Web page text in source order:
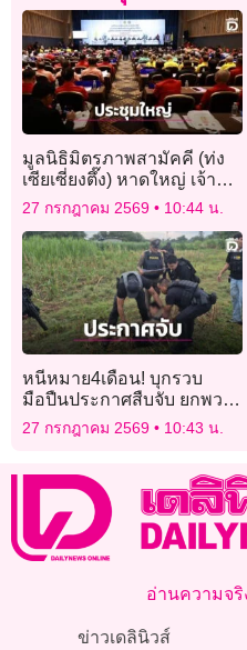
มูลนิธิมิตรภาพสามัคคี (ท่ง
เซียเซี่ยงตึ๊ง) หาดใหญ่ เจ้า
ภาพจัดประชุมใหญ่สามัญ
ประจำปี 2569
27 กรกฎาคม 2569 10:44 น.
หนีหมาย4เดือน! บุกรวบ
มือปืนประกาศสืบจับ ยกพวก
ยิงอริหน้าสถานบันเทิงดัง
27 กรกฎาคม 2569 10:43 น.
อ่านความจริ
ข่าวเดลินิวส์